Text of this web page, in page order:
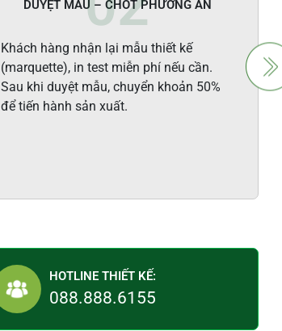
DUYỆT MẪU – CHỐT PHƯƠNG ÁN
Khách hàng nhận lại mẫu thiết kế
(marquette), in test miễn phí nếu cần.
Sau khi duyệt mẫu, chuyển khoản 50%
để tiến hành sản xuất.
HOTLINE THIẾT KẾ:
088.888.6155